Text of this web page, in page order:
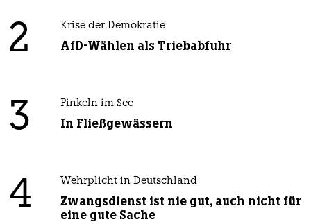
2 Krise der Demokratie
AfD-Wählen als Triebabfuhr
3 Pinkeln im See
In Fließgewässern
4 Wehrplicht in Deutschland
Zwangsdienst ist nie gut, auch nicht für
eine gute Sache